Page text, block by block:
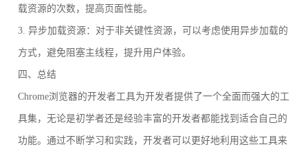
载资源的次数，提高页面性能。
3. 异步加载资源：对于非关键性资源，可以考虑使用异步加载的
方式，避免阻塞主线程，提升用户体验。
四、总结
Chrome浏览器的开发者工具为开发者提供了一个全面而强大的工
具集，无论是初学者还是经验丰富的开发者都能找到适合自己的
功能。通过不断学习和实践，开发者可以更好地利用这些工具来